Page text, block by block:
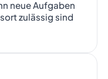
neue Aufgaben
zulässig sind